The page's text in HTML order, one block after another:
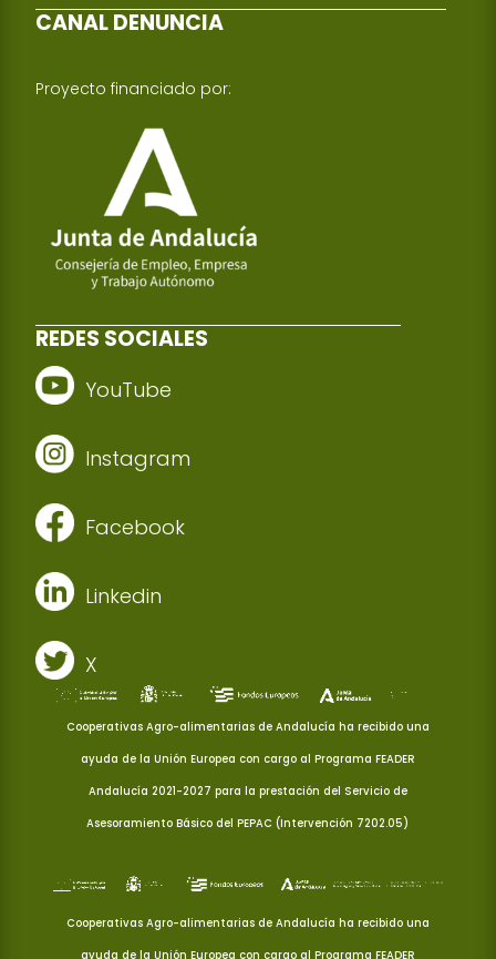
CANAL DENUNCIA
Proyecto financiado por:
REDES SOCIALES
YouTube
Instagram
Facebook
Linkedin
X
Cooperativas Agro-alimentarias de Andalucía ha recibido una
ayuda de la Unión Europea con cargo al Programa FEADER
Andalucía 2021-2027 para la prestación del Servicio de
Asesoramiento Básico del PEPAC (Intervención 7202.05)
Cooperativas Agro-alimentarias de Andalucía ha recibido una
ayuda de la Unión Europea con cargo al Programa FEADER